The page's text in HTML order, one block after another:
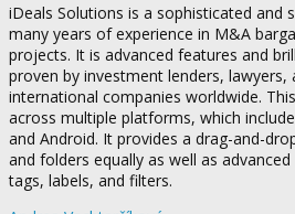
iDeals Solutions is a sophisticated and
many years of experience in M&A
projects. It is advanced features and
proven by investment lenders,
international companies worldwide.
across multiple platforms, which
and Android. It provides a drag-and-
and folders equally as well as
tags, labels, and filters.